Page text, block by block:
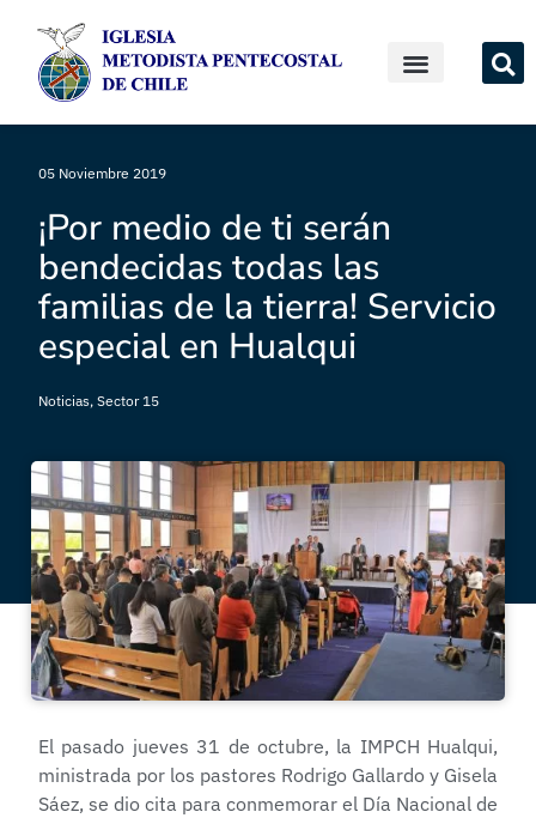
05 Noviembre 2019
¡Por medio de ti serán
bendecidas todas las
familias de la tierra! Servicio
especial en Hualqui
Noticias, Sector 15
El pasado jueves 31 de octubre, la IMPCH Hualqui,
ministrada por los pastores Rodrigo Gallardo y Gisela
Sáez, se dio cita para conmemorar el Día Nacional de